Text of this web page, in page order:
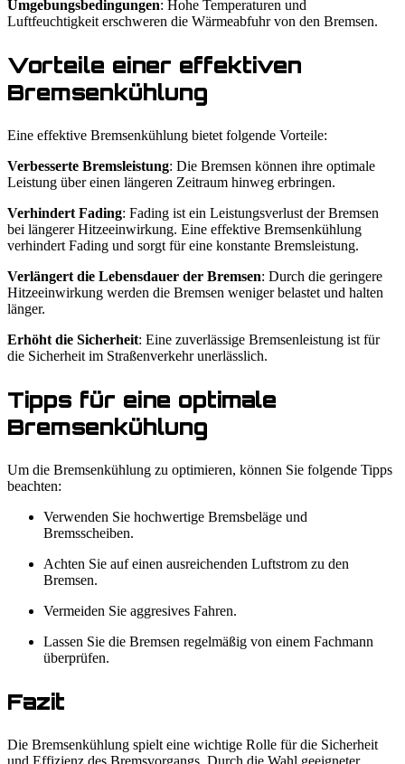
Umgebungsbedingungen: Hohe Temperaturen und
Luftfeuchtigkeit erschweren die Wärmeabfuhr von den Bremsen.
Vorteile einer effektiven
Bremsenkühlung
Eine effektive Bremsenkühlung bietet folgende Vorteile:
Verbesserte Bremsleistung: Die Bremsen können ihre optimale
Leistung über einen längeren Zeitraum hinweg erbringen.
Verhindert Fading: Fading ist ein Leistungsverlust der Bremsen
bei längerer Hitzeeinwirkung. Eine effektive Bremsenkühlung
verhindert Fading und sorgt für eine konstante Bremsleistung.
Verlängert die Lebensdauer der Bremsen: Durch die geringere
Hitzeeinwirkung werden die Bremsen weniger belastet und halten
länger.
Erhöht die Sicherheit: Eine zuverlässige Bremsenleistung ist für
die Sicherheit im Straßenverkehr unerlässlich.
Tipps für eine optimale
Bremsenkühlung
Um die Bremsenkühlung zu optimieren, können Sie folgende Tipps
beachten:
Verwenden Sie hochwertige Bremsbeläge und
Bremsscheiben.
Achten Sie auf einen ausreichenden Luftstrom zu den
Bremsen.
Vermeiden Sie aggresives Fahren.
Lassen Sie die Bremsen regelmäßig von einem Fachmann
überprüfen.
Fazit
Die Bremsenkühlung spielt eine wichtige Rolle für die Sicherheit